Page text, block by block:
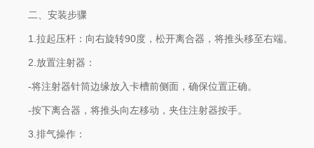
二、安装步骤
1.拉起压杆：向右旋转90度，松开离合器，将推头移至右端。
2.放置注射器：
-将注射器针筒边缘放入卡槽前侧面，确保位置正确。
-按下离合器，将推头向左移动，夹住注射器按手。
3.排气操作：